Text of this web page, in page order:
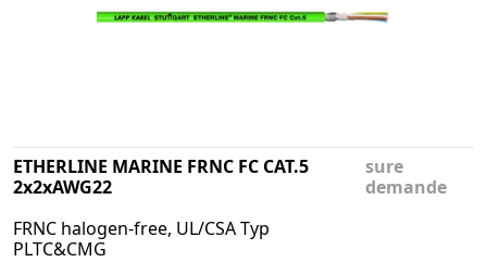
ETHERLINE MARINE FRNC FC CAT.5
2x2xAWG22
FRNC halogen-free, UL/CSA Typ
PLTC&CMG
sure
demande